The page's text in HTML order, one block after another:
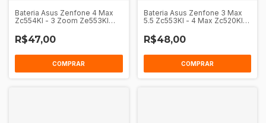
Bateria Asus Zenfone 4 Max
Zc554Kl - 3 Zoom Ze553Kl
R$47,00
COMPRAR
Bateria Asus Zenfone 3 Max
5.5 Zc553Kl - 4 Max Zc520Kl
R$48,00
COMPRAR